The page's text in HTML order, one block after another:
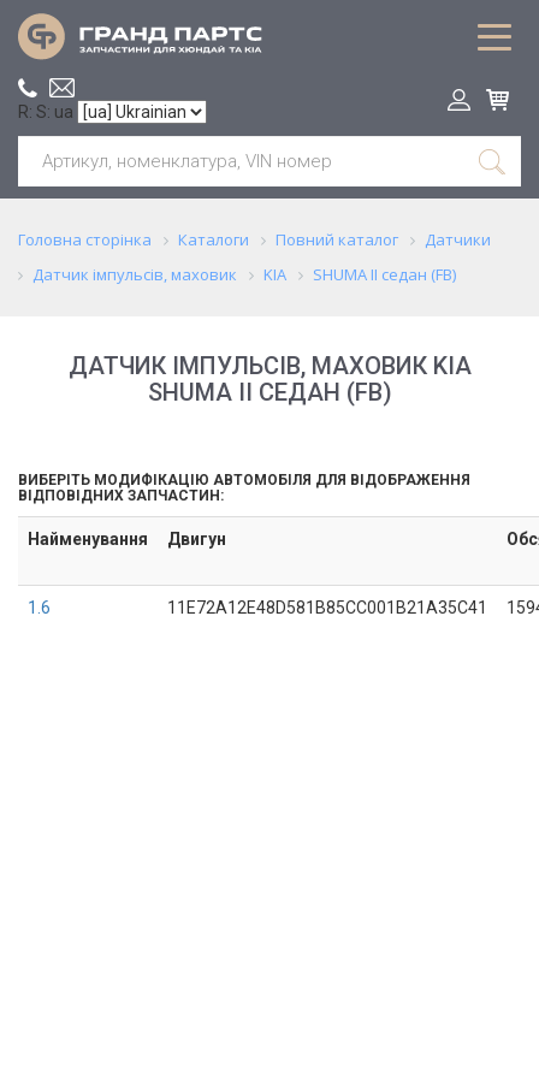
R: S: ua
Головна сторінка Каталоги Повний каталог
Датчики
Датчик імпульсів, маховик
KIA SHUMA II седан (FB)
ДАТЧИК ІМПУЛЬСІВ, МАХОВИК KIA
SHUMA II СЕДАН (FB)
ВИБЕРІТЬ МОДИФІКАЦІЮ АВТОМОБІЛЯ ДЛЯ ВІДОБРАЖЕННЯ
ВІДПОВІДНИХ ЗАПЧАСТИН:
Найменування Двигун
1.6 11E72A12E48D581B85CC001B21A35C41